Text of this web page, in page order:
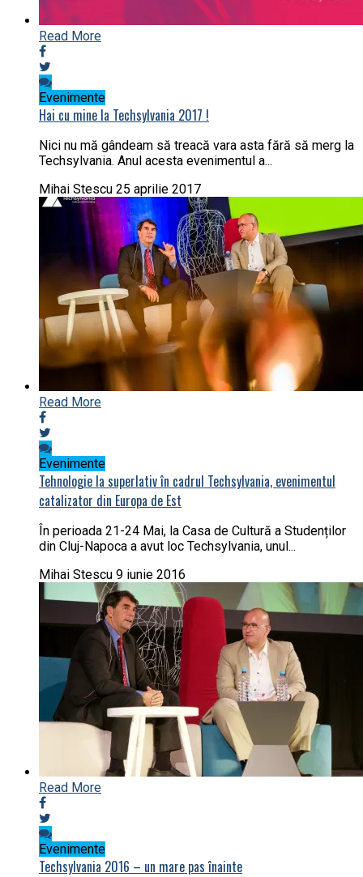
Read More
Evenimente
Hai cu mine la Techsylvania 2017 !
Nici nu mă gândeam să treacă vara asta fără să merg la
Techsylvania. Anul acesta evenimentul a...
Mihai Stescu 25 aprilie 2017
Read More
Evenimente
Tehnologie la superlativ în cadrul Techsylvania, evenimentul
catalizator din Europa de Est
În perioada 21-24 Mai, la Casa de Cultură a Studenților
din Cluj-Napoca a avut loc Techsylvania, unul...
Mihai Stescu 9 iunie 2016
Read More
Evenimente
Techsylvania 2016 – un mare pas înainte